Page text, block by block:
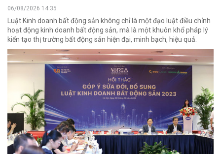
06/08/2026 14:35
Luật Kinh doanh bất động sản không chỉ là một đạo luật điều chỉnh
hoạt động kinh doanh bất động sản, mà là một khuôn khổ pháp lý
kiến tạo thị trường bất động sản hiện đại, minh bạch, hiệu quả.